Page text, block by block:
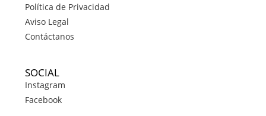
Política de Privacidad
Aviso Legal
Contáctanos
SOCIAL
Instagram
Facebook